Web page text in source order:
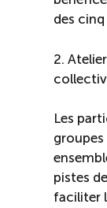
des
2.
Les
groupes
pistes
faciliter